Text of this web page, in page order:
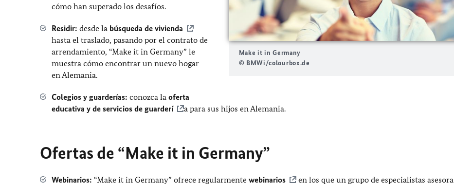
Make it in Germany
© BMWi/colourbox.de
cómo han superado los desafíos.
Residir: desde la búsqueda de vivienda
hasta el traslado, pasando por el contrato de
arrendamiento, “Make it in Germany” le
muestra cómo encontrar un nuevo hogar
en Alemania.
Colegios y guarderías:conozca laoferta
educativa y de servicios de guarderí
a para sus hijos en Alemania.
Ofertas de “Make it in Germany”
Webinarios: “Make it in Germany” ofrece regularmentewebinarios
en los que un grupo de especialistas asesora